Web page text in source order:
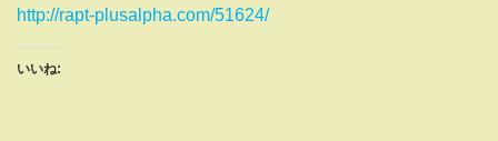
http://rapt-plusalpha.com/51624/
いいね: